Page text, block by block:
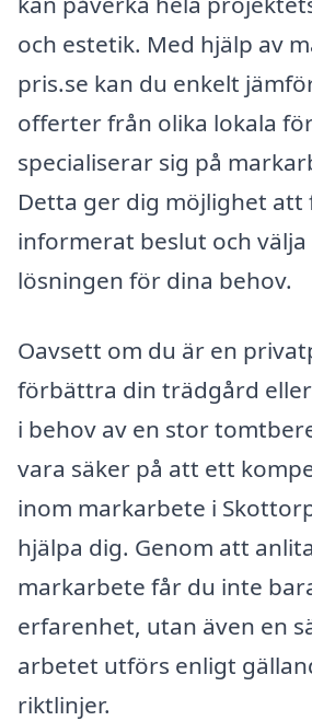
och estetik. Med hjälp av
pris.se kan du enkelt
offerter från olika lokala
specialiserar sig på
Detta ger dig möjlighet
informerat beslut och välja
lösningen för dina behov.
Oavsett om du är en
förbättra din trädgård
i behov av en stor
vara säker på att ett
inom markarbete i
hjälpa dig. Genom att
markarbete får du inte
erfarenhet, utan även en
arbetet utförs enligt
riktlinjer.